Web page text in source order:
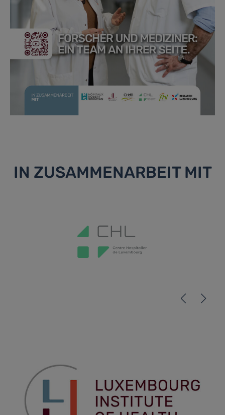
IN ZUSAMMENARBEIT MIT